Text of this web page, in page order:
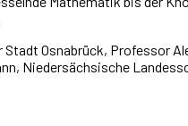
Osnabrück, Professor
Niedersächsische